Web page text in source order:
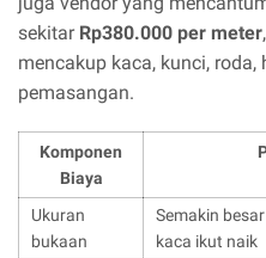
sekitar Rp380.000 per meter
mencakup kaca, kunci, roda,
pemasangan.
Komponen
Biaya
Ukuran
bukaan
Semakin
kaca ikut naik